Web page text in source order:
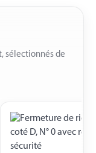
sélectionnés de